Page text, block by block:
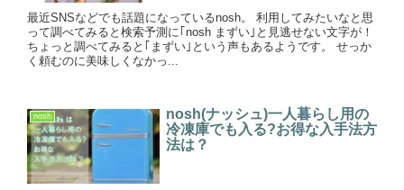
最近SNSなどでも話題になっているnosh。 利用してみたいなと思
って調べてみると検索予測に｢nosh まずい｣と見逃せない文字が！
ちょっと調べてみると｢まずい｣という声もあるようです。 せっか
く頼むのに美味しくなかっ...
nosh
nosh(ナッシュ)一人暮らし用の
冷凍庫でも入る?お得な入手法方
法は？